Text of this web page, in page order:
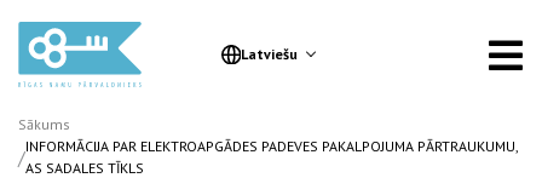
Latviešu
Sākums
/INFORMĀCIJA PAR ELEKTROAPGĀDES PADEVES PAKALPOJUMA PĀRTRAUKUMU,
AS SADALES TĪKLS